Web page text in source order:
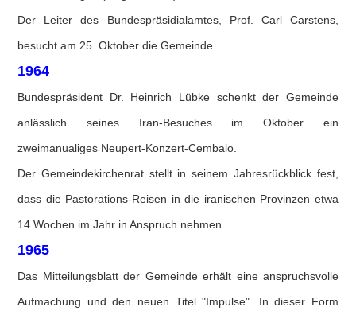
Der Leiter des Bundespräsidialamtes, Prof. Carl Carstens,
besucht am 25. Oktober die Gemeinde.
1964
Bundespräsident Dr. Heinrich Lübke schenkt der Gemeinde
anlässlich seines Iran-Besuches im Oktober ein
zweimanualiges Neupert-Konzert-Cembalo.
Der Gemeindekirchenrat stellt in seinem Jahresrückblick fest,
dass die Pastorations-Reisen in die iranischen Provinzen etwa
14 Wochen im Jahr in Anspruch nehmen.
1965
Das Mitteilungsblatt der Gemeinde erhält eine anspruchsvolle
Aufmachung und den neuen Titel "Impulse". In dieser Form